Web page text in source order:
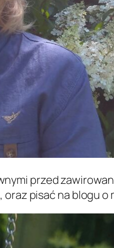
przed
pisać na blogu